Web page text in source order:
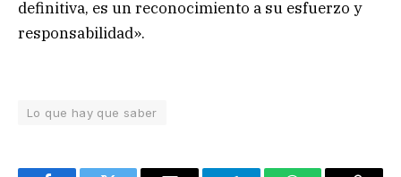
definitiva, es un reconocimiento a su esfuerzo y
responsabilidad».
Lo que hay que saber